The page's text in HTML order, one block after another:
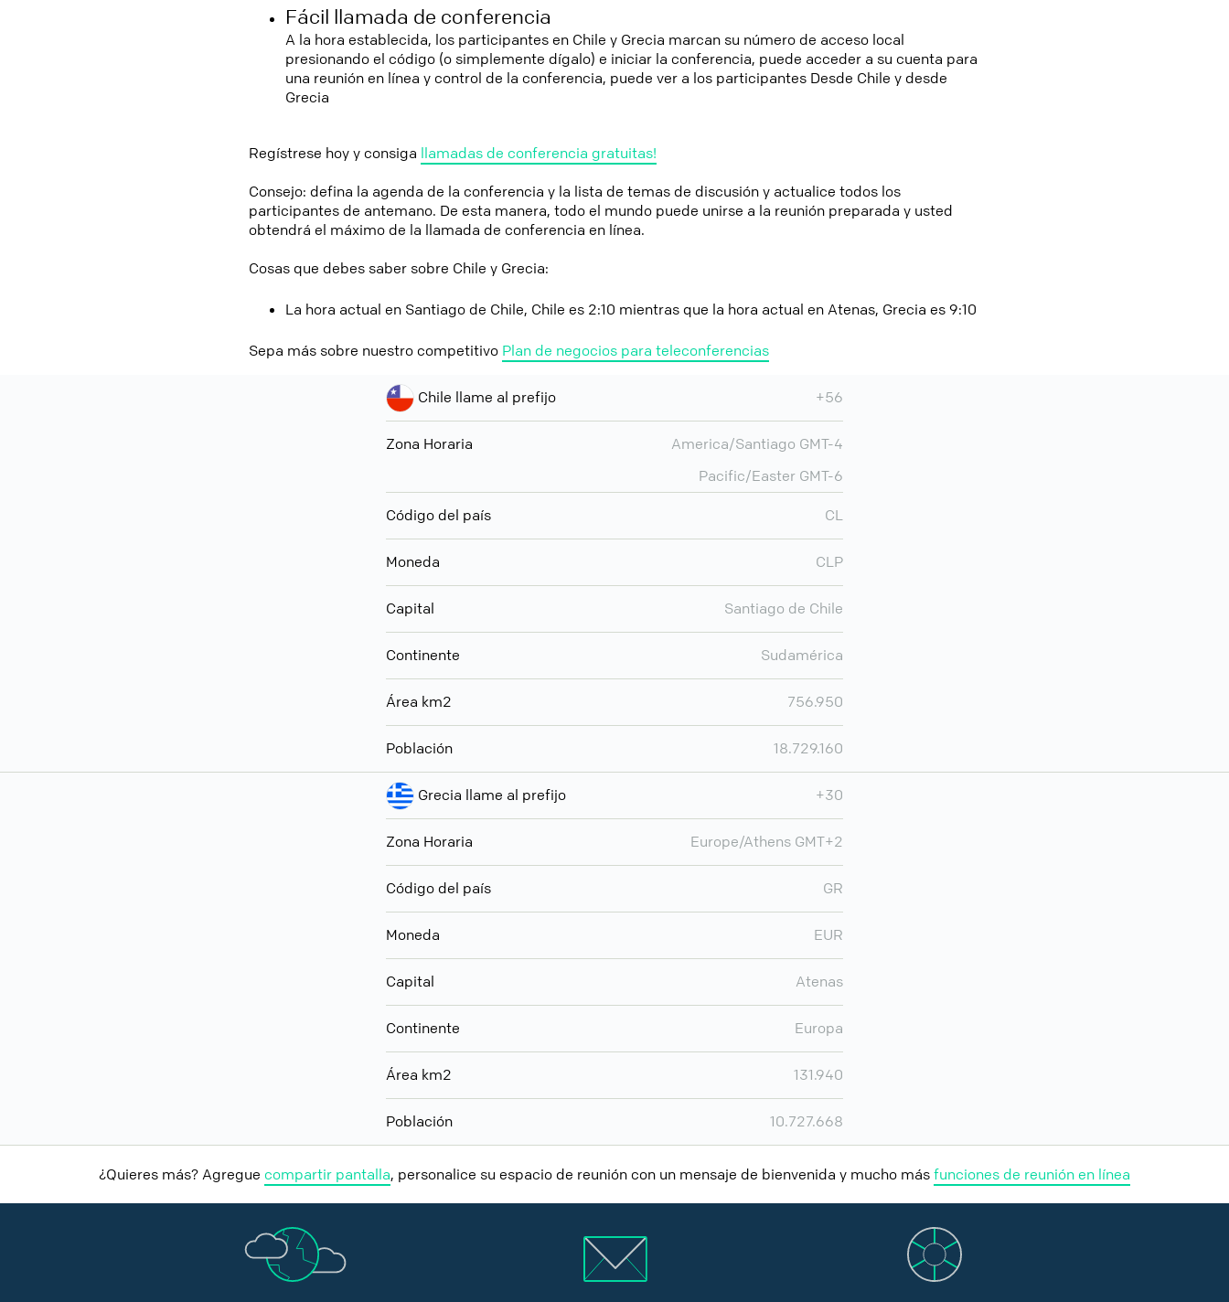
Fácil llamada de conferencia
A la hora establecida, los participantes en Chile y Grecia marcan su número de acceso local
presionando el código (o simplemente dígalo) e iniciar la conferencia, puede acceder a su cuenta para
una reunión en línea y control de la conferencia, puede ver a los participantes Desde Chile y desde
Grecia
Regístrese hoy y consiga llamadas de conferencia gratuitas!
Consejo: defina la agenda de la conferencia y la lista de temas de discusión y actualice todos los
participantes de antemano. De esta manera, todo el mundo puede unirse a la reunión preparada y usted
obtendrá el máximo de la llamada de conferencia en línea.
Cosas que debes saber sobre Chile y Grecia:
La hora actual en Santiago de Chile, Chile es 2:10 mientras que la hora actual en Atenas, Grecia es 9:10
Sepa más sobre nuestro competitivo Plan de negocios para teleconferencias
Chile llame al prefijo +56
Zona Horaria
America/Santiago GMT-4
Pacific/Easter GMT-6
Código del país CL
Moneda CLP
Capital Santiago de Chile
Continente Sudamérica
Área km2 756.950
Población 18.729.160
Grecia llame al prefijo +30
Zona Horaria Europe/Athens GMT+2
Código del país GR
Moneda EUR
Capital Atenas
Continente Europa
Área km2 131.940
Población 10.727.668
¿Quieres más? Agregue compartir pantalla, personalice su espacio de reunión con un mensaje de bienvenida y mucho másfunciones de reunión en línea